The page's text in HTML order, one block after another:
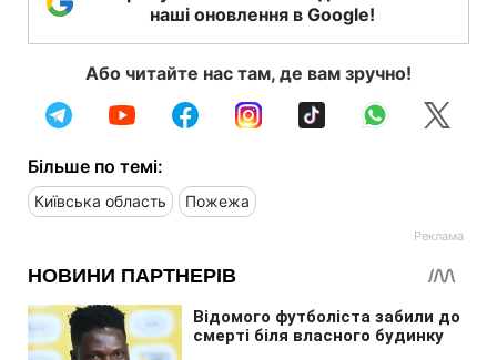
наші оновлення в Google!
Або читайте нас там, де вам зручно!
Більше по темі:
Київська область Пожежа